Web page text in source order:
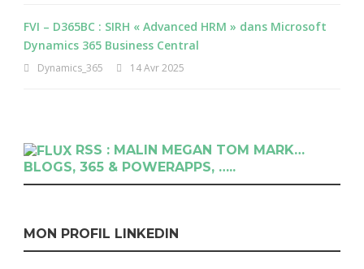
FVI – D365BC : SIRH « Advanced HRM » dans Microsoft
Dynamics 365 Business Central
Dynamics_365 14 Avr 2025
RSS : MALIN MEGAN TOM MARK…
BLOGS, 365 & POWERAPPS, …..
MON PROFIL LINKEDIN